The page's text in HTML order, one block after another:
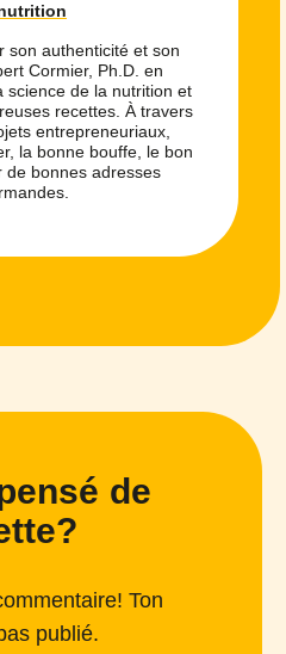
son authenticité et son
Cormier, Ph.D. en
science de la nutrition et
recettes. À travers
entrepreneuriaux,
la bonne bouffe, le bon
de bonnes adresses
de
Ton
publié.